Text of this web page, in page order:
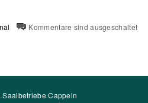
Kommentare sind ausgeschaltet
Cappeln